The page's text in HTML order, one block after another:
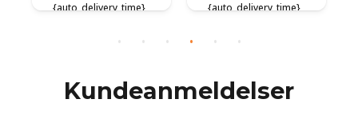
{auto_delivery_time} {auto_delivery_time}
Kundeanmeldelser